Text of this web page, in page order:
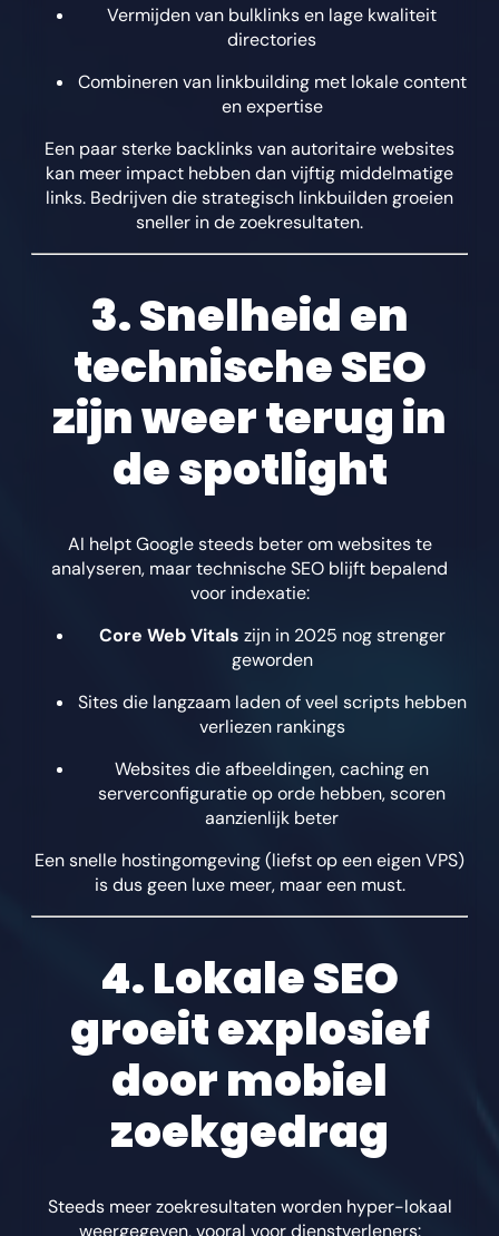
Vermijden van bulklinks en lage kwaliteit
directories
Combineren van linkbuilding met lokale content
en expertise
Een paar sterke backlinks van autoritaire websites
kan meer impact hebben dan vijftig middelmatige
links. Bedrijven die strategisch linkbuilden groeien
sneller in de zoekresultaten.
3. Snelheid en
technische SEO
zijn weer terug in
de spotlight
AI helpt Google steeds beter om websites te
analyseren, maar technische SEO blijft bepalend
voor indexatie:
Core Web Vitals zijn in 2025 nog strenger
geworden
Sites die langzaam laden of veel scripts hebben
verliezen rankings
Websites die afbeeldingen, caching en
serverconfiguratie op orde hebben, scoren
aanzienlijk beter
Een snelle hostingomgeving (liefst op een eigen VPS)
is dus geen luxe meer, maar een must.
4. Lokale SEO
groeit explosief
door mobiel
zoekgedrag
Steeds meer zoekresultaten worden hyper-lokaal
weergegeven, vooral voor dienstverleners: